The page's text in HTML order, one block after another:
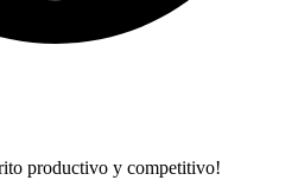
productivo y competitivo!